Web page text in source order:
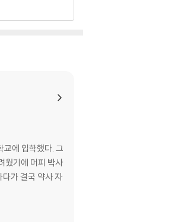
power wit
교에 입학했다. 그
웠기에 머피 박사
가 결국 약사 자